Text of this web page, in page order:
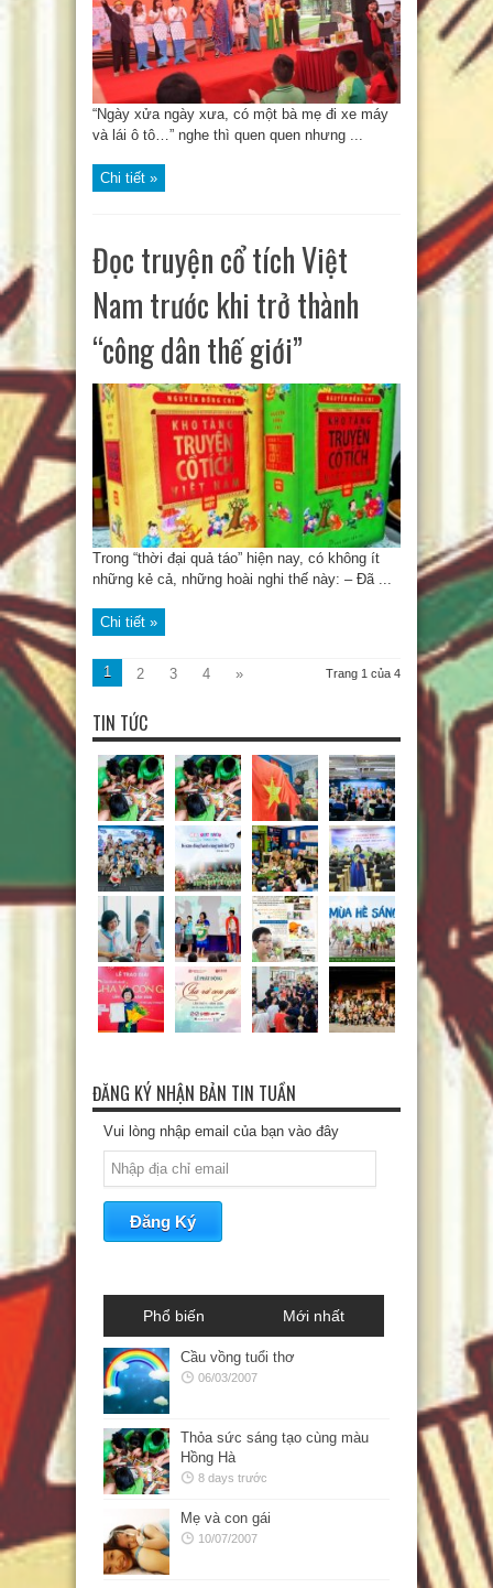
“Ngày xửa ngày xưa, có một bà mẹ đi xe máy
và lái ô tô…” nghe thì quen quen nhưng ...
Chi tiết »
Đọc truyện cổ tích Việt
Nam trước khi trở thành
“công dân thế giới”
Trong “thời đại quả táo” hiện nay, có không ít
những kẻ cả, những hoài nghi thế này: – Đã ...
Chi tiết »
Trang 1 của 4
1 2 3 4 »
TIN TỨC
ĐĂNG KÝ NHẬN BẢN TIN TUẦN
Vui lòng nhập email của bạn vào đây
Phổ biến Mới nhất
Cầu vồng tuổi thơ
06/03/2007
Thỏa sức sáng tạo cùng màu
Hồng Hà
8 days trước
Mẹ và con gái
10/07/2007